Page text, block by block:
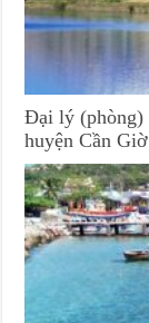
Đại lý (phòng)
huyện Cần Giờ